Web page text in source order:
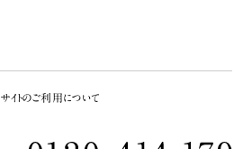
サイトのご利用について